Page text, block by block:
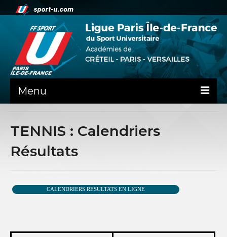
Menu
LA LIFSU
TENNIS : Calendriers
Résultats
CALENDRIERS RESULTATS EN LIGNE